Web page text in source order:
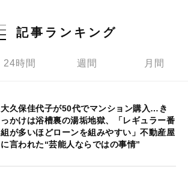
記事ランキング
24時間 週間 月間
大久保佳代子が50代でマンション購入…き
っかけは浴槽裏の湯垢地獄、「レギュラー番
組が多いほどローンを組みやすい」不動産屋
に言われた“芸能人ならではの事情”